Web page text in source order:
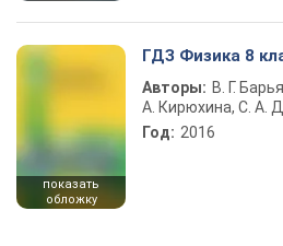
показать
обложку
ГДЗ Физика 8
Авторы: В. Г.
А. Кирюхина, С. А.
Год: 2016